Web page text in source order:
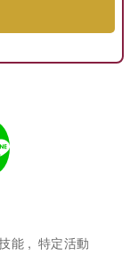
能 特定活動